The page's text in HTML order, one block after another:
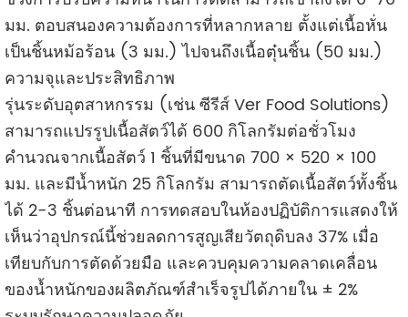
มม. ตอบสนองความต้องการที่หลากหลาย ตั้งแต่เนื้อหั่น
เป็นชิ้นหม้อร้อน (3 มม.) ไปจนถึงเนื้อตุ๋นชิ้น (50 มม.)
ความจุและประสิทธิภาพ
รุ่นระดับอุตสาหกรรม (เช่น ซีรีส์ Ver Food Solutions)
สามารถแปรรูปเนื้อสัตว์ได้ 600 กิโลกรัมต่อชั่วโมง
คำนวณจากเนื้อสัตว์ 1 ชิ้นที่มีขนาด 700 × 520 × 100
มม. และมีน้ำหนัก 25 กิโลกรัม สามารถตัดเนื้อสัตว์ทั้งชิ้น
ได้ 2-3 ชิ้นต่อนาที การทดสอบในห้องปฏิบัติการแสดงให้
เห็นว่าอุปกรณ์นี้ช่วยลดการสูญเสียวัตถุดิบลง 37% เมื่อ
เทียบกับการตัดด้วยมือ และควบคุมความคลาดเคลื่อน
ของน้ำหนักของผลิตภัณฑ์สำเร็จรูปได้ภายใน ± 2%